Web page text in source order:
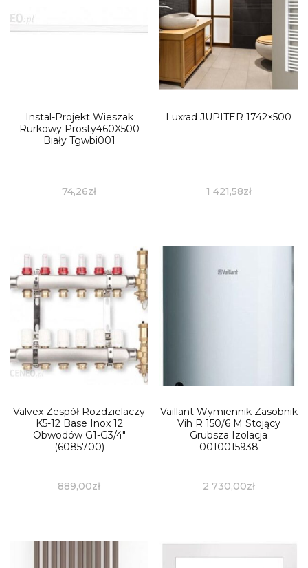
Instal-Projekt Wieszak
Rurkowy Prosty460X500
Biały Tgwbi001
74,26zł
Luxrad JUPITER 1742×500
1 421,58zł
Valvex Zespół Rozdzielaczy
K5-12 Base Inox 12
Obwodów G1-G3/4″
(6085700)
889,00zł
Vaillant Wymiennik Zasobnik
Vih R 150/6 M Stojący
Grubsza Izolacja
0010015938
2 730,00zł